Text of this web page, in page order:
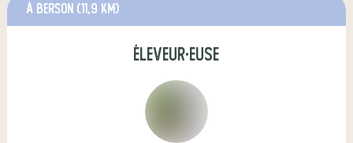
à Berson (11,9 km)
éleveur·euse